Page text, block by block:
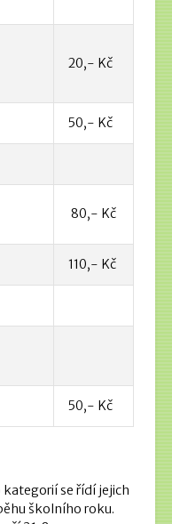
20,- Kč
50,- Kč
80,- Kč
110,- Kč
50,- Kč
se řídí jejich
školního roku.